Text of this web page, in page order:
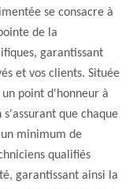
se consacre à
de la
garantissant
et vos clients. Située
point d'honneur à
que chaque
minimum de
qualifiés
garantissant ainsi la